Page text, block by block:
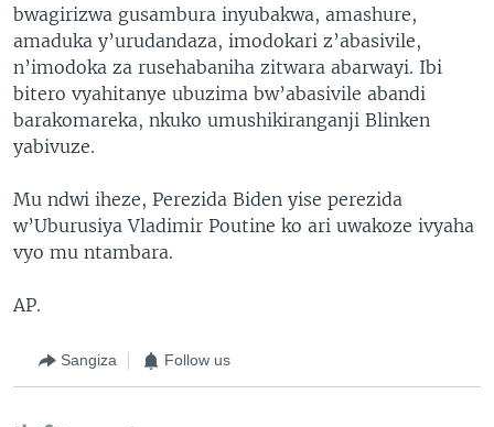
bwagirizwa gusambura inyubakwa, amashure,
amaduka y’urudandaza, imodokari z’abasivile,
n’imodoka za rusehabaniha zitwara abarwayi. Ibi
bitero vyahitanye ubuzima bw’abasivile abandi
barakomareka, nkuko umushikiranganji Blinken
yabivuze.
Mu ndwi iheze, Perezida Biden yise perezida
w’Uburusiya Vladimir Poutine ko ari uwakoze ivyaha
vyo mu ntambara.
AP.
Sangiza Follow us